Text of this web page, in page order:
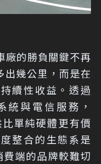
的勝負關鍵不再
幾公里，而是在
續性收益。透過
統與電信服務，
單純硬體更有價
整合的生態系是
端的品牌較難切